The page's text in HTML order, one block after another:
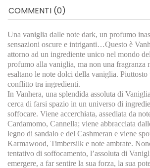
COMMENTI (0)
Una vaniglia dalle note dark, un profumo
sensazioni oscure e intriganti…Questo è
attorno ad un ingrediente unico nel mondo
profumo alla vaniglia, ma non una fragranza
esaltano le note dolci della vaniglia. Piuttosto
conflitto tra ingredienti.
In Vanhera, una splendida assoluta di
cerca di farsi spazio in un universo di
soffocare. Viene accerchiata, assediata da
Cardamomo, Cannella; viene abbracciata
legno di sandalo e del Cashmeran e viene
Karmawood, Timbersilk e note ambrate.
tentativo di soffocamento, l’assoluta di
emergere, a far sentire la sua forza, la sua